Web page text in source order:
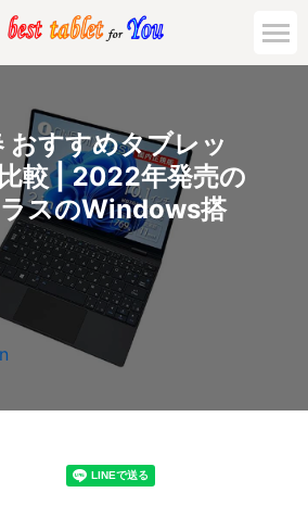
すすめタブレッ
較 | 2022年発売の
スのWindows搭